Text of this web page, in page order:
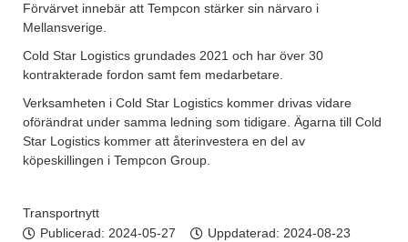
Förvärvet innebär att Tempcon stärker sin närvaro i
Mellansverige.
Cold Star Logistics grundades 2021 och har över 30
kontrakterade fordon samt fem medarbetare.
Verksamheten i Cold Star Logistics kommer drivas vidare
oförändrat under samma ledning som tidigare. Ägarna till Cold
Star Logistics kommer att återinvestera en del av
köpeskillingen i Tempcon Group.
Transportnytt
Publicerad: 2024-05-27 Uppdaterad: 2024-08-23